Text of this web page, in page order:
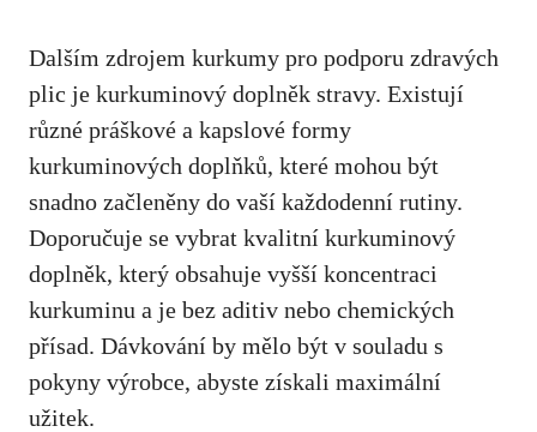
Dalším zdrojem kurkumy pro podporu zdravých
plic je kurkuminový doplněk stravy. Existují
různé práškové a kapslové formy
kurkuminových doplňků, které⁤ mohou být
snadno začleněny do vaší každodenní rutiny.
Doporučuje se vybrat kvalitní kurkuminový
doplněk, který obsahuje vyšší koncentraci
kurkuminu a ⁤je bez aditiv nebo chemických
přísad. Dávkování by mělo být v‍ souladu​ s
pokyny výrobce, abyste získali maximální
užitek.